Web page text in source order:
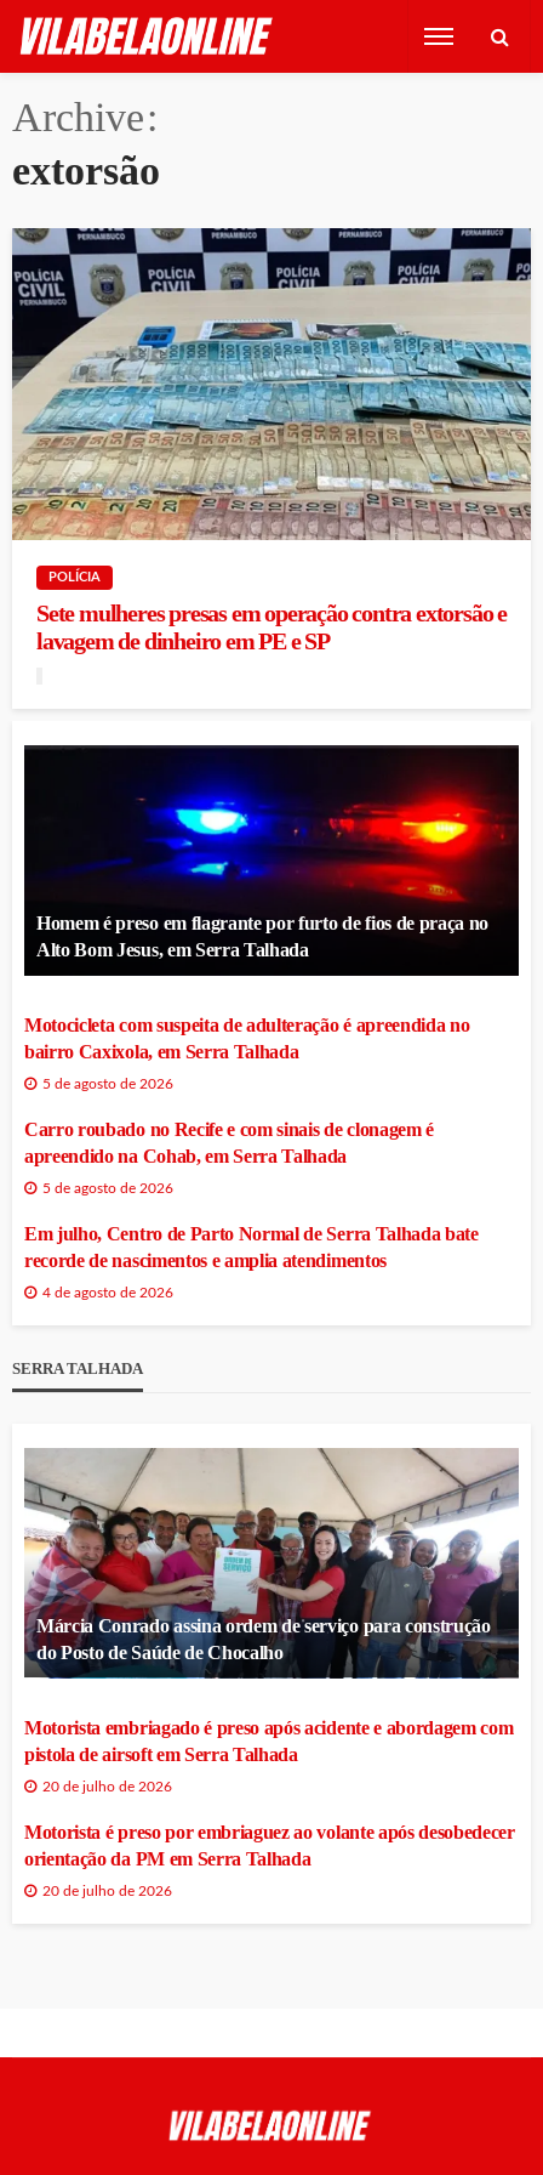
Archive
extorsão
POLÍCIA
Sete mulheres presas em operação contra extorsão e
lavagem de dinheiro em PE e SP
Homem é preso em flagrante por furto de fios de praça no
Alto Bom Jesus, em Serra Talhada
Motocicleta com suspeita de adulteração é apreendida no
bairro Caxixola, em Serra Talhada
5 de agosto de 2026
Carro roubado no Recife e com sinais de clonagem é
apreendido na Cohab, em Serra Talhada
5 de agosto de 2026
Em julho, Centro de Parto Normal de Serra Talhada bate
recorde de nascimentos e amplia atendimentos
4 de agosto de 2026
SERRA TALHADA
Márcia Conrado assina ordem de serviço para construção
do Posto de Saúde de Chocalho
Motorista embriagado é preso após acidente e abordagem com
pistola de airsoft em Serra Talhada
20 de julho de 2026
Motorista é preso por embriaguez ao volante após desobedecer
orientação da PM em Serra Talhada
20 de julho de 2026